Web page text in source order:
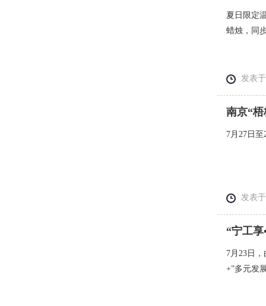
夏日限定
蜡烛，同
发表
南京“
7月27日
发表
“宁工
7月23日
+”多元发